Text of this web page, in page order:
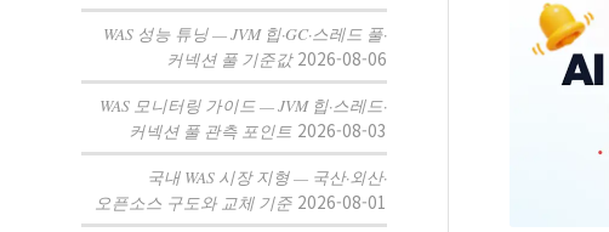
WAS 성능 튜닝 — JVM 힙·GC·스레드 풀·
커넥션 풀 기준값 2026-08-06
WAS 모니터링 가이드 — JVM 힙·스레드·
커넥션 풀 관측 포인트 2026-08-03
국내 WAS 시장 지형 — 국산·외산·
오픈소스 구도와 교체 기준 2026-08-01